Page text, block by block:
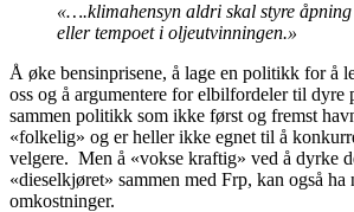
«….klimahensyn aldri skal styre
eller tempoet i oljeutvinningen.»
Å øke bensinprisene, å lage en politikk for å
oss og å argumentere for elbilfordeler til dyre
sammen politikk som ikke først og fremst
«folkelig» og er heller ikke egnet til å
velgere. Men å «vokse kraftig» ved å dyrke
«dieselkjøret» sammen med Frp, kan også ha
omkostninger.